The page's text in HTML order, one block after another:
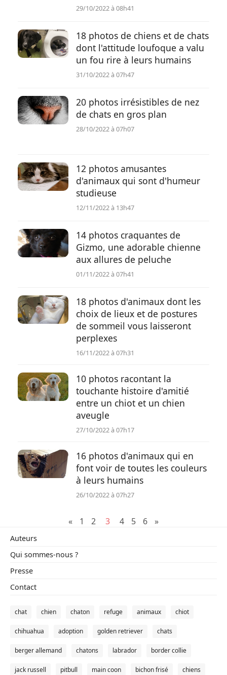
29/10/2022 à 08h41
18 photos de chiens et de chats
dont l'attitude loufoque a valu
un fou rire à leurs humains
31/10/2022 à 07h47
20 photos irrésistibles de nez
de chats en gros plan
28/10/2022 à 07h07
12 photos amusantes
d'animaux qui sont d'humeur
studieuse
12/11/2022 à 13h47
14 photos craquantes de
Gizmo, une adorable chienne
aux allures de peluche
01/11/2022 à 07h41
18 photos d'animaux dont les
choix de lieux et de postures
de sommeil vous laisseront
perplexes
16/11/2022 à 07h31
10 photos racontant la
touchante histoire d'amitié
entre un chiot et un chien
aveugle
27/10/2022 à 07h17
16 photos d'animaux qui en
font voir de toutes les couleurs
à leurs humains
26/10/2022 à 07h27
« 1 2 3 4 5 6 »
Auteurs
Qui sommes-nous ?
Presse
Contact
chat chien chaton refuge animaux chiot
chihuahua adoption golden retriever chats
berger allemand chatons labrador border collie
jack russell pitbull main coon bichon frisé chiens